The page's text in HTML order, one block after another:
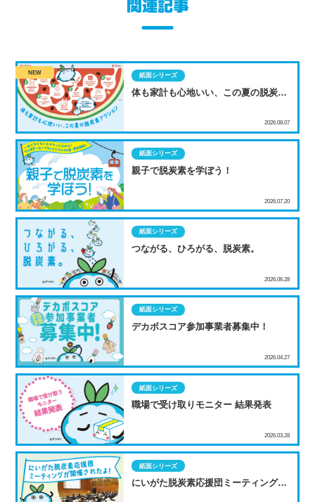
関連記事
体も家計も心地いい、この夏の脱炭素
紙面シリーズ
2026.08.07
親子で脱炭素を学ぼう！
紙面シリーズ
2026.07.20
つながる、ひろがる、脱炭素。
紙面シリーズ
2026.06.28
デカボスコア参加事業者募集中！
紙面シリーズ
2026.04.27
職場で受け取りモニター 結果発表
紙面シリーズ
2026.03.28
にいがた脱炭素応援団ミーティングが
紙面シリーズ